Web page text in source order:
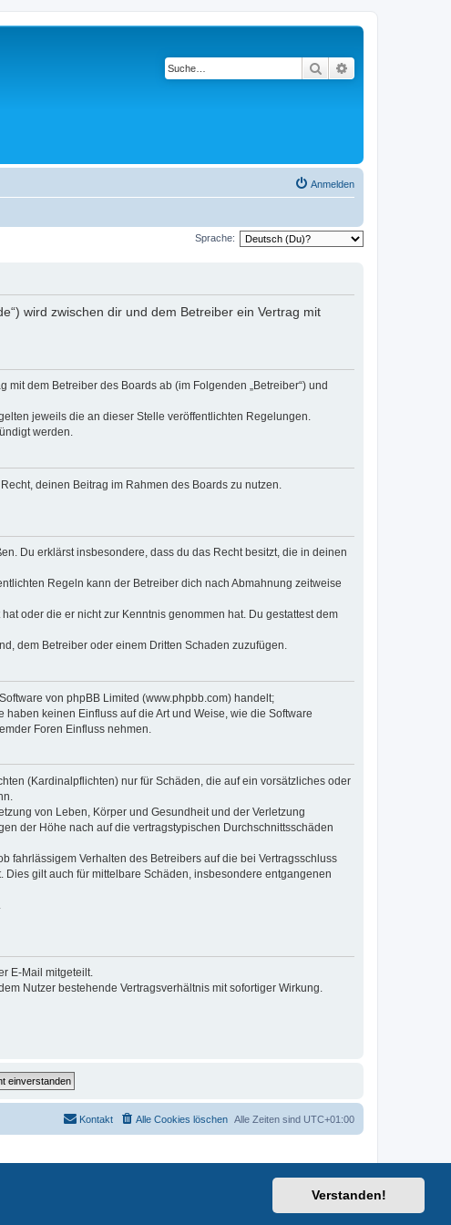
Verstanden!
Suche
Anmelden
Sprache:
wird zwischen dir und dem Betreiber ein Vertrag mit
mit dem Betreiber des Boards ab (im Folgenden „Betreiber“) und
jeweils die an dieser Stelle veröffentlichten Regelungen.
werden.
deinen Beitrag im Rahmen des Boards zu nutzen.
Du erklärst insbesondere, dass du das Recht besitzt, die in deinen
Regeln kann der Betreiber dich nach Abmahnung zeitweise
oder die er nicht zur Kenntnis genommen hat. Du gestattest dem
dem Betreiber oder einem Dritten Schaden zuzufügen.
von phpBB Limited (www.phpbb.com) handelt;
keinen Einfluss auf die Art und Weise, wie die Software
Foren Einfluss nehmen.
(Kardinalpflichten) nur für Schäden, die auf ein vorsätzliches oder
von Leben, Körper und Gesundheit und der Verletzung
der Höhe nach auf die vertragstypischen Durchschnittsschäden
fahrlässigem Verhalten des Betreibers auf die bei Vertragsschluss
gilt auch für mittelbare Schäden, insbesondere entgangenen
E-Mail mitgeteilt.
Nutzer bestehende Vertragsverhältnis mit sofortiger Wirkung.
Alle Zeiten sind UTC+01:00
Alle Cookies löschen
Kontakt